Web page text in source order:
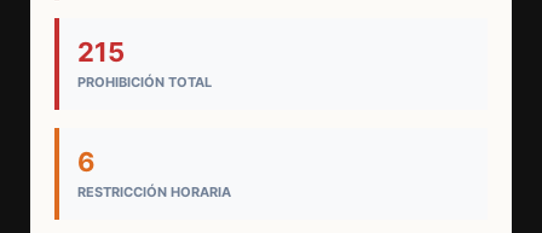
215
PROHIBICIÓN TOTAL
6
RESTRICCIÓN HORARIA